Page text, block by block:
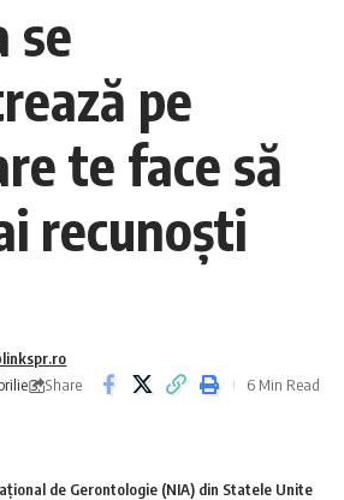
se
pe
te face să
recunoști
3, Share
6 Min Read
de Gerontologie (NIA) din Statele Unite